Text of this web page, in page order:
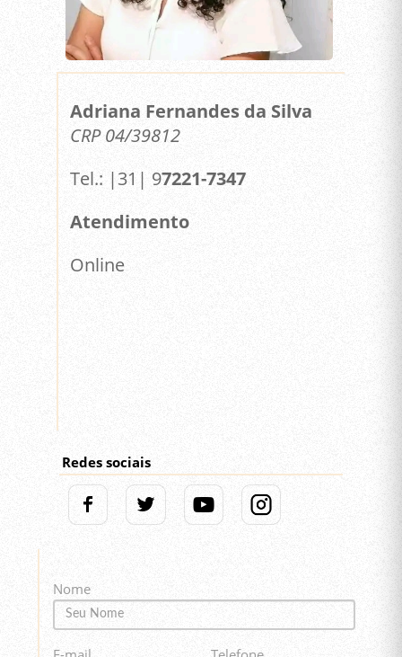
Adriana Fernandes da Silva
CRP 04/39812
Tel.: |31| 97221-7347
Atendimento
Online
Redes sociais
Nome